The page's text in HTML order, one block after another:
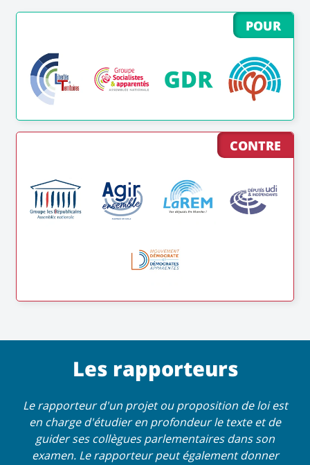
POUR
CONTRE
Les rapporteurs
Le rapporteur d'un projet ou proposition de loi est
en charge d'étudier en profondeur le texte et de
guider ses collègues parlementaires dans son
examen. Le rapporteur peut également donner